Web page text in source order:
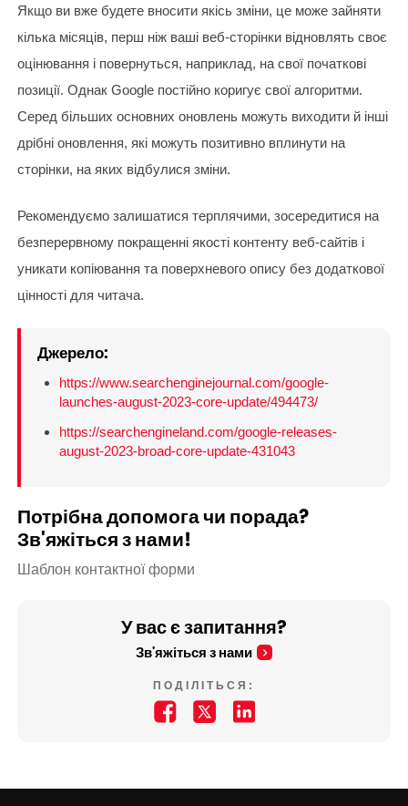
Якщо ви вже будете вносити якісь зміни, це може зайняти
кілька місяців, перш ніж ваші веб-сторінки відновлять своє
оцінювання і повернуться, наприклад, на свої початкові
позиції. Однак Google постійно коригує свої алгоритми.
Серед більших основних оновлень можуть виходити й інші
дрібні оновлення, які можуть позитивно вплинути на
сторінки, на яких відбулися зміни.
Рекомендуємо залишатися терплячими, зосередитися на
безперервному покращенні якості контенту веб-сайтів і
уникати копіювання та поверхневого опису без додаткової
цінності для читача.
Джерело:
https://www.searchenginejournal.com/google-
launches-august-2023-core-update/494473/
https://searchengineland.com/google-releases-
august-2023-broad-core-update-431043
Потрібна допомога чи порада?
Зв'яжіться з нами!
Шаблон контактної форми
У вас є запитання?
Зв'яжіться з нами
ПОДІЛІТЬСЯ: